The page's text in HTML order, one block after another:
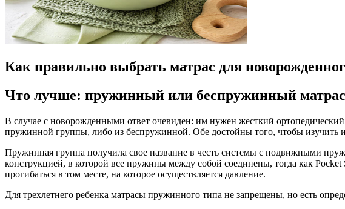
Как правильно выбрать матрас для
Что лучше: пружинный или беспружинный
В случае с новорожденными ответ очевиден: им нужен жесткий
пружинной группы, либо из беспружинной. Обе достойны того, чтобы изучить
Пружинная группа получила свое название в честь системы с подвижными
конструкцией, в которой все пружины между собой соединены, тогда как
прогибаться в том месте, на которое осуществляется давление.
Для трехлетнего ребенка матрасы пружинного типа не запрещены, но есть